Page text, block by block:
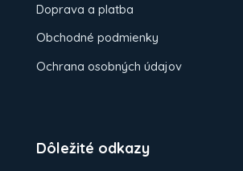
Doprava a platba
Obchodné podmienky
Ochrana osobných údajov
Dôležité odkazy